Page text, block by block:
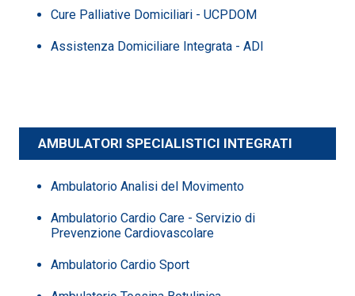
Cure Palliative Domiciliari - UCPDOM
Assistenza Domiciliare Integrata - ADI
AMBULATORI SPECIALISTICI INTEGRATI
Ambulatorio Analisi del Movimento
Ambulatorio Cardio Care - Servizio di
Prevenzione Cardiovascolare
Ambulatorio Cardio Sport